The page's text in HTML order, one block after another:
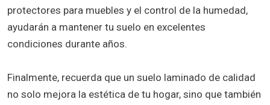
protectores para muebles y el control de la humedad,
ayudarán a mantener tu suelo en excelentes
condiciones durante años.
Finalmente, recuerda que un suelo laminado de calidad
no solo mejora la estética de tu hogar, sino que también